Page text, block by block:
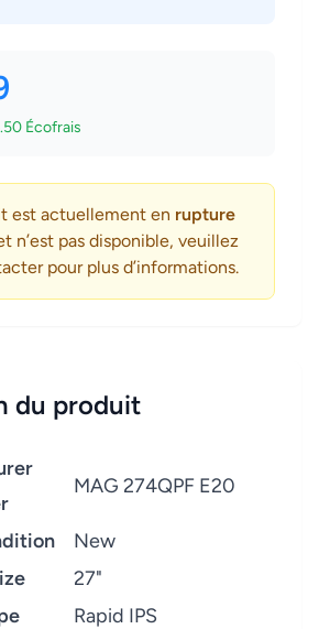
Écofrais
est actuellement en rupture
n’est pas disponible, veuillez
pour plus d’informations.
du produit
MAG 274QPF E20
New
27"
Rapid IPS